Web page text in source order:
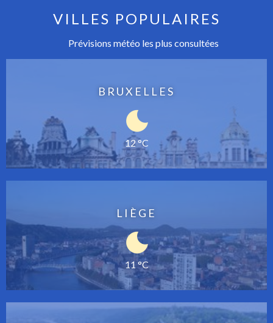
VILLES POPULAIRES
Prévisions météo les plus consultées
BRUXELLES
12 °C
LIÈGE
11 °C